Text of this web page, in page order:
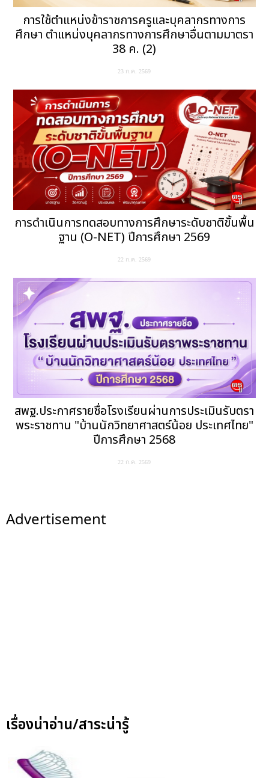
การใช้ตำแหน่งข้าราชการครูและบุคลากรทางการ
ศึกษา ตำแหน่งบุคลากรทางการศึกษาอื่นตามมาตรา
38 ค. (2)
23 ก.ค. 2569
การดำเนินการทดสอบทางการศึกษาระดับชาติขั้นพื้น
ฐาน (O-NET) ปีการศึกษา 2569
22 ก.ค. 2569
สพฐ.ประกาศรายชื่อโรงเรียนผ่านการประเมินรับตรา
พระราชทาน "บ้านนักวิทยาศาสตร์น้อย ประเทศไทย"
ปีการศึกษา 2568
22 ก.ค. 2569
Advertisement
เรื่องน่าอ่าน/สาระน่ารู้